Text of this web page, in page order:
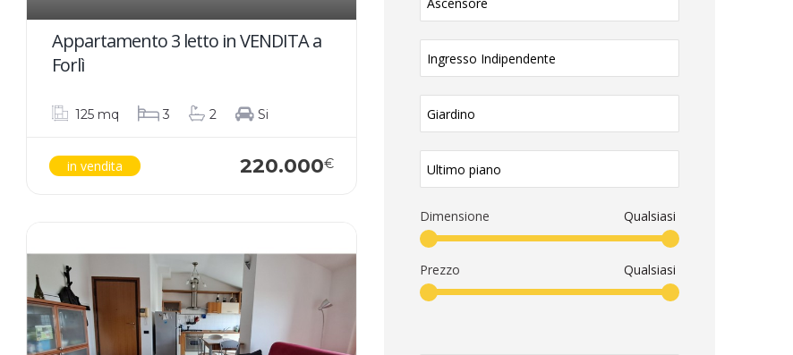
Appartamento 3 letto in VENDITA a
Forlì
125 mq 3 2 Si
in vendita 220.000€
Dimensione Qualsiasi
Prezzo Qualsiasi